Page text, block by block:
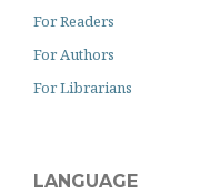
For Readers
For Authors
For Librarians
LANGUAGE